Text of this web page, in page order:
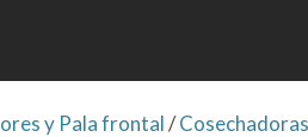
y Pala frontal/Cosechadoras